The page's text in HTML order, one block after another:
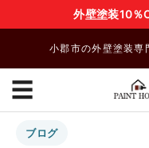
外壁塗装10
小郡市の外壁塗装専
☰
ブログ